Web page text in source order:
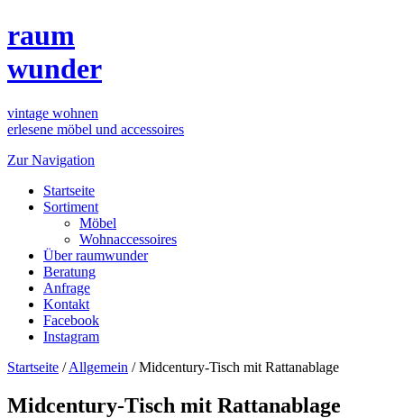
raum
wunder
vintage wohnen
erlesene möbel und accessoires
Zur Navigation
Startseite
Sortiment
Möbel
Wohnaccessoires
Über raumwunder
Beratung
Anfrage
Kontakt
Facebook
Instagram
Startseite /Allgemein /Midcentury-Tisch mit Rattanablage
Midcentury-Tisch mit Rattanablage